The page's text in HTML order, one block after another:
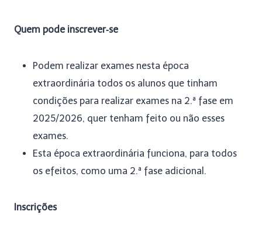
Quem pode inscrever‑se
Podem realizar exames nesta época
extraordinária todos os alunos que tinham
condições para realizar exames na 2.ª fase em
2025/2026, quer tenham feito ou não esses
exames.
Esta época extraordinária funciona, para todos
os efeitos, como uma 2.ª fase adicional.
Inscrições